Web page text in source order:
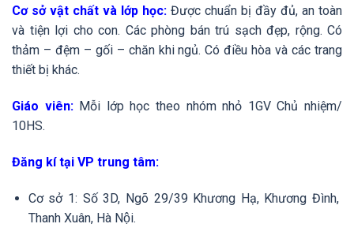
Cơ sở vật chất và lớp học: Được chuẩn bị đầy đủ, an toàn
và tiện lợi cho con. Các phòng bán trú sạch đẹp, rộng. Có
thảm – đệm – gối – chăn khi ngủ. Có điều hòa và các trang
thiết bị khác.
Giáo viên: Mỗi lớp học theo nhóm nhỏ 1GV Chủ nhiệm/
10HS.
Đăng kí tại VP trung tâm:
Cơ sở 1: Số 3D, Ngõ 29/39 Khương Hạ, Khương Đình,
Thanh Xuân, Hà Nội.